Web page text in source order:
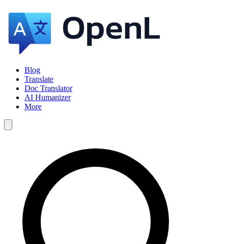
Blog
Translate
Doc Translator
AI Humanizer
More